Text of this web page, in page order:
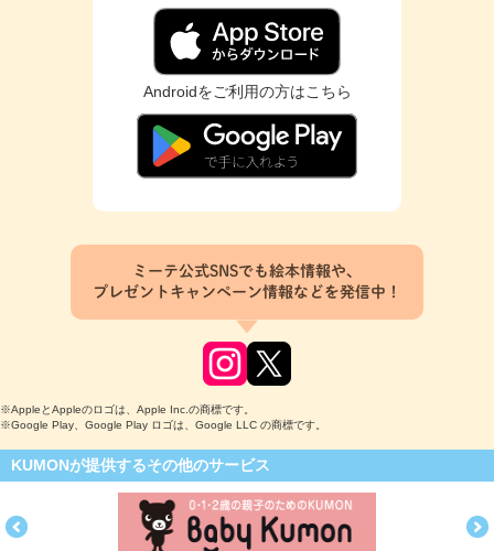
Androidをご利用の方はこちら
ミーテ公式SNSでも絵本情報や、
プレゼントキャンペーン情報などを発信中！
※AppleとAppleのロゴは、Apple Inc.の商標です。
※Google Play、Google Play ロゴは、Google LLC の商標です。
KUMONが提供するその他のサービス